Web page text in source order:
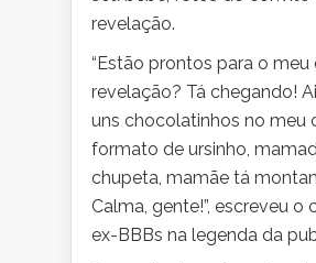
revelação.
“Estão prontos para o meu
revelação? Tá chegando!
uns chocolatinhos no meu
formato de ursinho,
chupeta, mamãe tá
Calma, gente!”, escreveu o
ex-BBBs na legenda da